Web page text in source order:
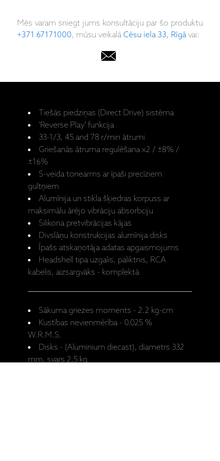
Mēs varam sniegt jums konsultāciju par šo produktu
+371 67171000, mūsu veikalāCēsu iela 33, Rīgāvai:
Tiešās piedziņas (Direct Drive) sistēma
'Reverse Play' funkcija
33-1/3, 45 and 78 r/min ātrumi
Griešanās ātruma regulēšana x2 / ±8% /
±16%
S-veida tonearms ar īpaši precīziem
gultņiem
Alumīnija un stikla šķiedras korpuss ar
maksimālu ārējo vibrāciju absorbciju
Silikona pretvibrācijas kājas
Divslāņu konstrukcijas alumīnija disks
Īpašs atskaņotāja adatas apgaismojums
Headshell tipa uzgalis, paliktnis, RCA
kabelis, aizsargvāks - komplektā
Sākuma griezes moments - 2.2 kg-cm
Kustības nevienmērība - 0.025 %
W.R.M.S.
Disks - (Aluminium diecast), diametrs 332
mm, svars 2,5 kg